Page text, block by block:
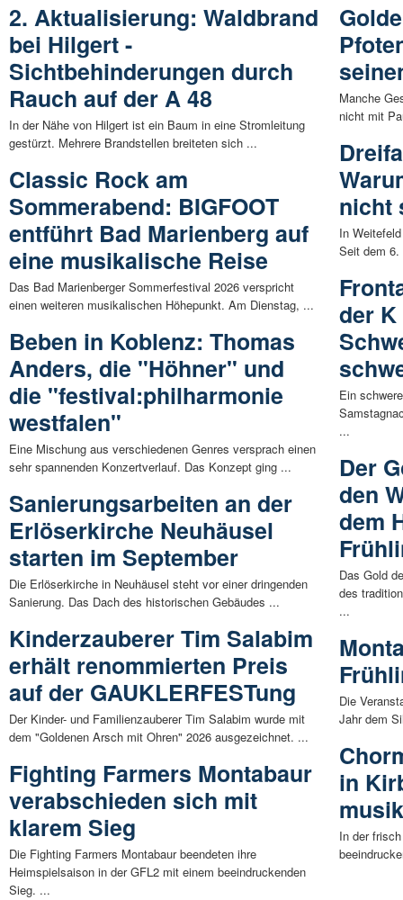
2. Aktualisierung: Waldbrand
bei Hilgert -
Sichtbehinderungen durch
Rauch auf der A 48
In der Nähe von Hilgert ist ein Baum in eine Stromleitung
gestürzt. Mehrere Brandstellen breiteten sich ...
Classic Rock am
Sommerabend: BIGFOOT
entführt Bad Marienberg auf
eine musikalische Reise
Das Bad Marienberger Sommerfestival 2026 verspricht
einen weiteren musikalischen Höhepunkt. Am Dienstag, ...
Beben in Koblenz: Thomas
Anders, die "Höhner" und
die "festival:philharmonie
westfalen"
Eine Mischung aus verschiedenen Genres versprach einen
sehr spannenden Konzertverlauf. Das Konzept ging ...
Sanierungsarbeiten an der
Erlöserkirche Neuhäusel
starten im September
Die Erlöserkirche in Neuhäusel steht vor einer dringenden
Sanierung. Das Dach des historischen Gebäudes ...
Kinderzauberer Tim Salabim
erhält renommierten Preis
auf der GAUKLERFESTung
Der Kinder- und Familienzauberer Tim Salabim wurde mit
dem "Goldenen Arsch mit Ohren" 2026 ausgezeichnet. ...
Fighting Farmers Montabaur
verabschieden sich mit
klarem Sieg
Die Fighting Farmers Montabaur beendeten ihre
Heimspielsaison in der GFL2 mit einem beeindruckenden
Sieg. ...
Manche
nicht mit
nicht
In
Seit dem
der
Ein
...
Der
den
dem
Das Gold
des
...
Die
Jahr dem
in
In der